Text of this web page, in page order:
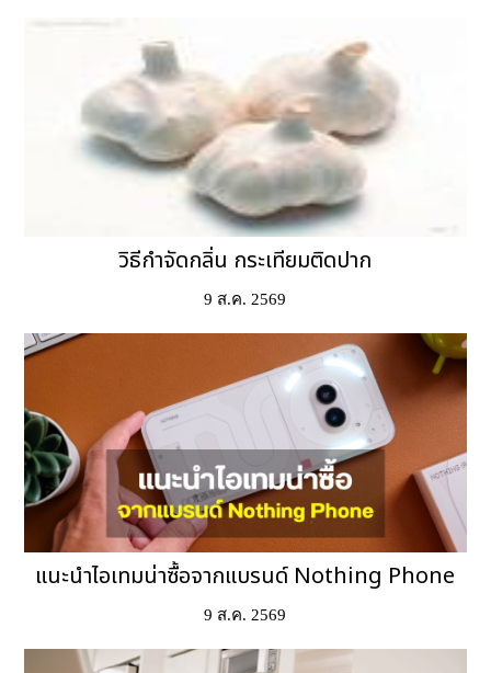
วิธีกำจัดกลิ่น กระเทียมติดปาก
9 ส.ค. 2569
แนะนำไอเทมน่าซื้อจากแบรนด์ Nothing Phone
9 ส.ค. 2569